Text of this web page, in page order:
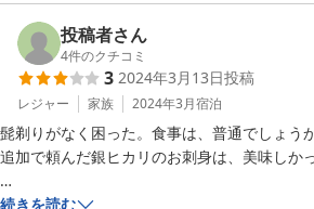
投稿者さん
4件のクチコミ
3 2024年3月13日投稿
レジャー 家族 2024年3月宿泊
髭剃りがなく困った。食事は、普通でしょうか
追加で頼んだ銀ヒカリのお刺身は、美味しか
お部屋は、人が通るたび音が酷いので気にな
続きを読む